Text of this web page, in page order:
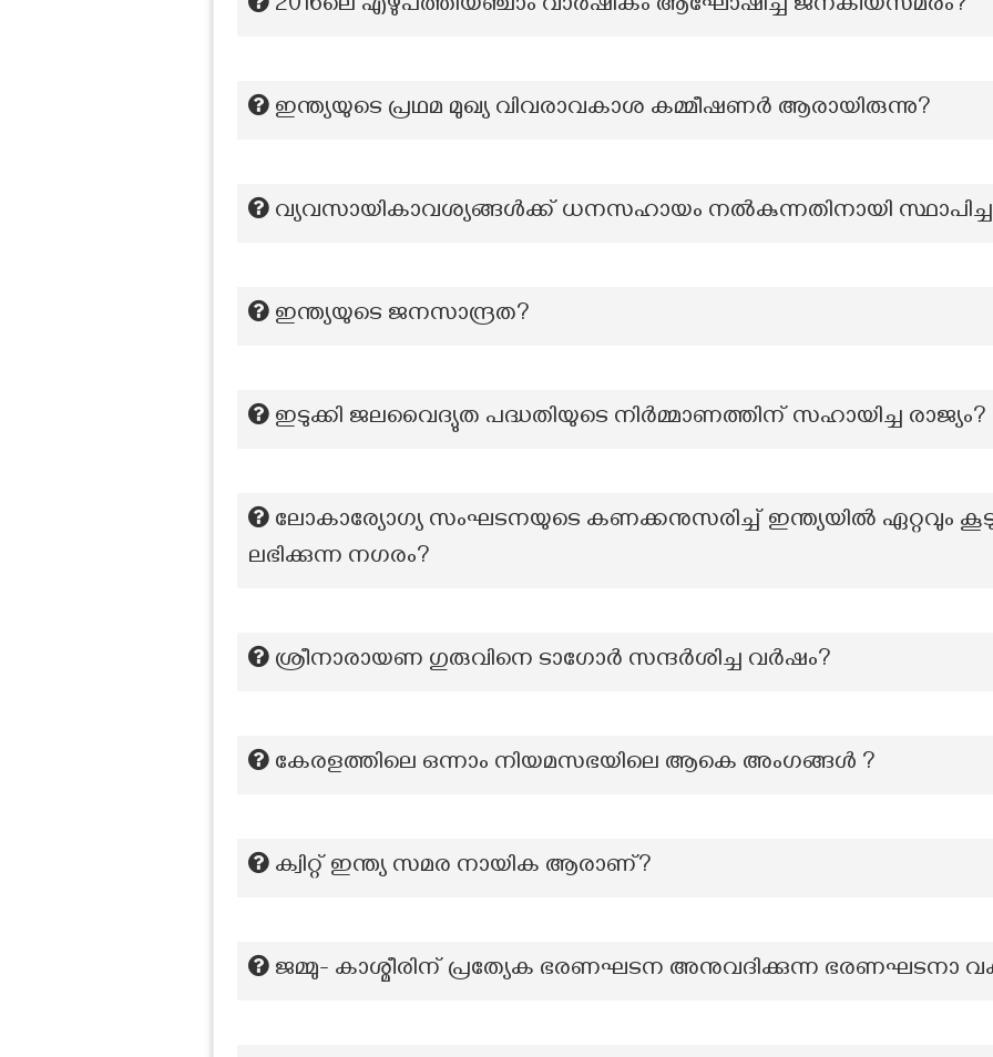
2016ലെ എഴുപത്തിയഞ്ചാം വാർഷികം ആഘോഷിച്ച ജനകീയസമരം?
ഇന്ത്യയുടെ പ്രഥമ മുഖ്യ വിവരാവകാശ കമ്മീഷണർ ആരായിരുന്നു?
വ്യവസായികാവശ്യങ്ങൾക്ക് ധനസഹായം നൽകുന്നതിനായി സ്ഥാപിച്ച
ഇന്ത്യയുടെ ജനസാന്ദ്രത?
ഇടുക്കി ജലവൈദ്യുത പദ്ധതിയുടെ നിര്‍മ്മാണത്തിന് സഹായിച്ച രാജ്യം?
ലോകാര്യോഗ്യ സംഘടനയുടെ കണക്കനുസരിച്ച് ഇന്ത്യയില്‍ ഏറ്റവും
ലഭിക്കുന്ന നഗരം?
ശ്രീനാരായണ ഗുരുവിനെ ടാഗോർ സന്ദർശിച്ച വർഷം?
കേരളത്തിലെ ഒന്നാം നിയമസഭയിലെ ആകെ അംഗങ്ങൾ ?
ക്വിറ്റ്‌ ഇന്ത്യ സമര നായിക ആരാണ്?
ജമ്മു- കാശ്മീരിന് പ്രത്യേക ഭരണഘടന അനുവദിക്കുന്ന ഭരണഘടനാ